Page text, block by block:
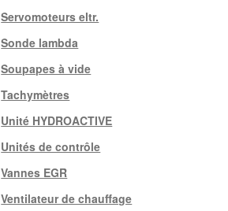
Servomoteurs eltr.
Sonde lambda
Soupapes à vide
Tachymètres
Unité HYDROACTIVE
Unités de contrôle
Vannes EGR
Ventilateur de chauffage